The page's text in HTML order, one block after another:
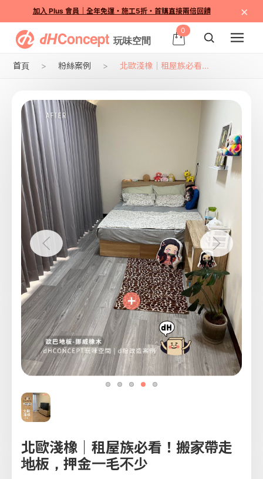
加入 Plus 會員｜全年免運・施工5折・首購直接兩倍回饋 ×
0
首頁 粉絲案例 北歐淺橡｜租屋族必看...
北歐淺橡｜租屋族必看！搬家帶走
地板，押金一毛不少